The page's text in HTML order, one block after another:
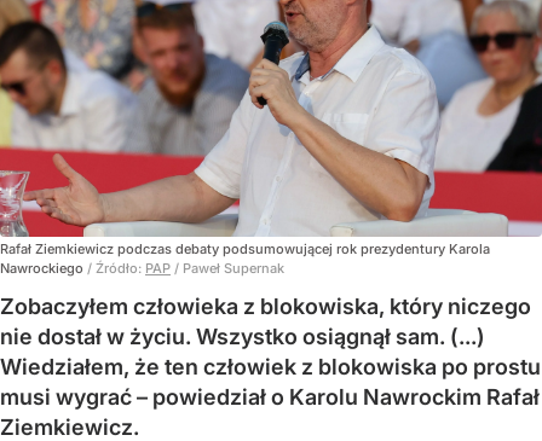
Rafał Ziemkiewicz podczas debaty podsumowującej rok prezydentury Karola
Nawrockiego / Źródło: PAP / Paweł Supernak
Zobaczyłem człowieka z blokowiska, który niczego
nie dostał w życiu. Wszystko osiągnął sam. (...)
Wiedziałem, że ten człowiek z blokowiska po prostu
musi wygrać – powiedział o Karolu Nawrockim Rafał
Ziemkiewicz.